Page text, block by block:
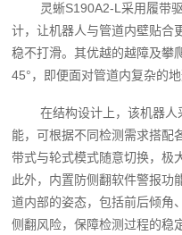
灵蜥S190A2-L采用履带
计，让机器人与管道内壁贴合
稳不打滑。其优越的越障及攀
45°，即便面对管道内复杂的
在结构设计上，该机器
能，可根据不同检测需求搭配
带式与轮式模式随意切换，极
此外，内置防侧翻软件警报功
道内部的姿态，包括前后倾角
侧翻风险，保障检测过程的稳